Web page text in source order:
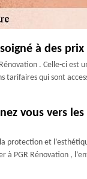
à des
. Celle-ci est
qui sont
vous vers
et
à PGR Rénovation ,